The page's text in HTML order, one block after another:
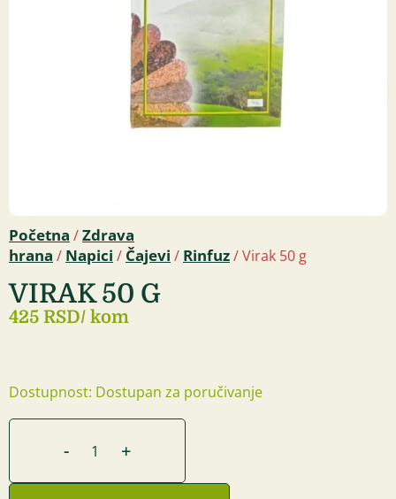
Početna /Zdrava
hrana / Napici / Čajevi / Rinfuz/ Virak 50 g
VIRAK 50 G
425 RSD/ kom
Dostupnost: Dostupan za poručivanje
- +